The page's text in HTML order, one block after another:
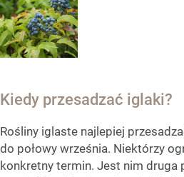
Kiedy przesadzać iglaki?
Rośliny iglaste najlepiej
do połowy września. Niektórzy
konkretny termin. Jest nim druga